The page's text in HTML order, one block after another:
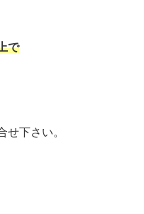
で
せ下さい。